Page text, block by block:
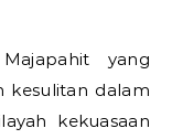
yang
dalam
kekuasaan